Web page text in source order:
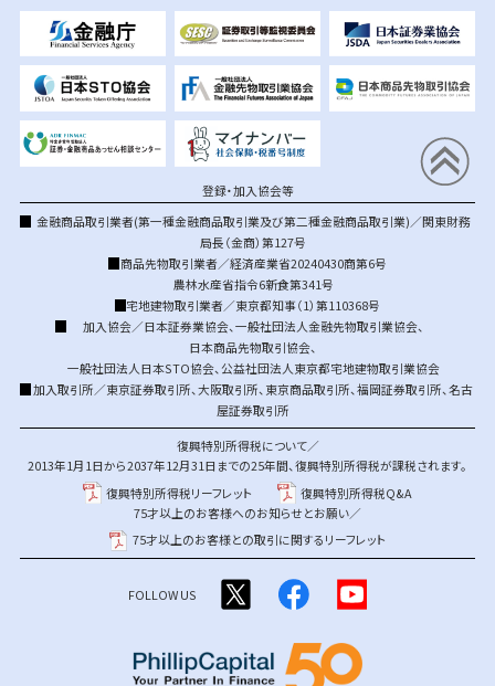
登録・加入協会等
金融商品取引業者(第一種金融商品取引業及び第二種金融商品取引業)／関東財務
局長（金商）第127号
商品先物取引業者／経済産業省20240430商第6号
農林水産省指令6新食第341号
宅地建物取引業者／東京都知事（1）第110368号
加入協会／日本証券業協会、 一般社団法人金融先物取引業協会、
日本商品先物取引協会、
一般社団法人日本STO協会、 公益社団法人東京都宅地建物取引業協会
加入取引所／東京証券取引所、大阪取引所、 東京商品取引所、福岡証券取引所、名古
屋証券取引所
復興特別所得税について／
2013年1月1日から2037年12月31日までの25年間、復興特別所得税が課税されます。
復興特別所得税リーフレット
復興特別所得税Q&A
75才以上のお客様へのお知らせとお願い／
75才以上のお客様との取引に関するリーフレット
FOLLOW US